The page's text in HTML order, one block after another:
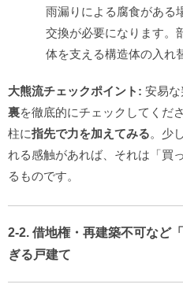
雨漏りによる腐食がある
交換が必要になります。
体を支える構造体の入れ
大熊流チェックポイント: 安易
裏を徹底的にチェックしてくだ
柱に指先で力を加えてみる。少
れる感触があれば、それは「買
るものです。
2-2. 借地権・再建築不可など
ぎる戸建て